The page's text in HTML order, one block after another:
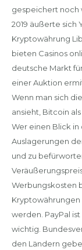
gespeichert noch
2019 äußerte sich
Kryptowährung
bieten Casinos
deutsche Markt
einer Auktion
Wenn man sich
ansieht, Bitcoin
Wer einen Blick in
Auslagerungen
und zu
Werbungskosten
werden. PayPal
wichtig.
den Ländern